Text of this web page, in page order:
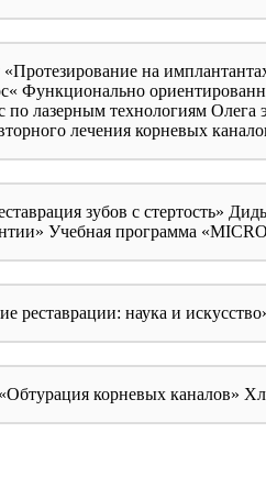
на
Функционально
по лазерным технологиям
лечения корневых
зубов с стертость»
Учебная программа
реставрации: наука и
корневых каналов»